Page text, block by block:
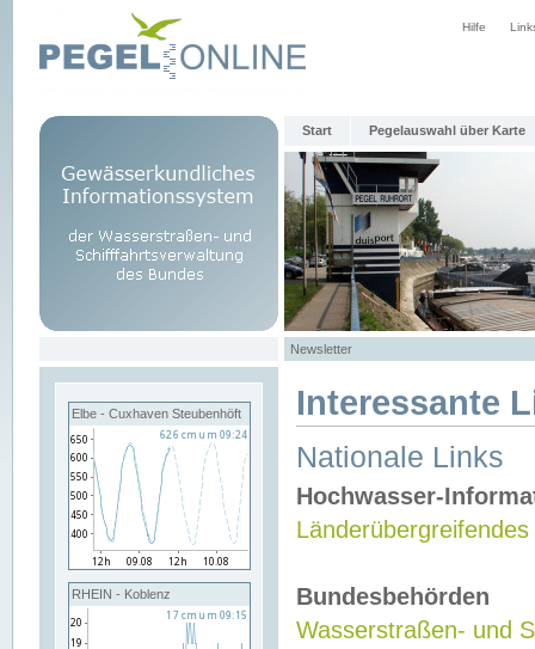
Hilfe
Start Pegelauswahl über Karte
Newsletter
Elbe - Cuxhaven Steubenhöft
RHEIN - Koblenz
Interessante
Nationale Links
Hochwasser-
Bundesbehörden
Wasserstraßen- und